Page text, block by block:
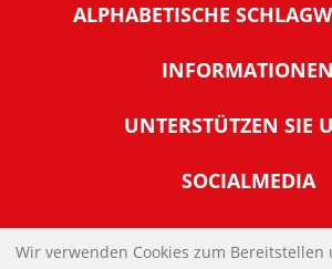
ALPHABETISCHE
INFORMATIONEN
Warum
Tipps zur Nutzung der
Banner und E-Mail-
UNTERSTÜTZEN SIE
Werden Sie
SOCIALMEDIA
IMPRESSUM
Wir verwenden Cookies zum Bereitstellen